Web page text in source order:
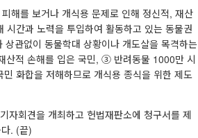
해를 보거나 개식용 문제로 인해 정신적, 재산
간과 노력을 투입하여 활동하고 있는 동물권
관없이 동물학대 상황이나 개도살을 목격하는
산적 손해를 입은 국민, ③ 반려동물 1000만 시
화합을 저해하므로 개식용 종식을 위한 제도
회견을 개최하고 헌법재판소에 청구서를 제
. (끝)